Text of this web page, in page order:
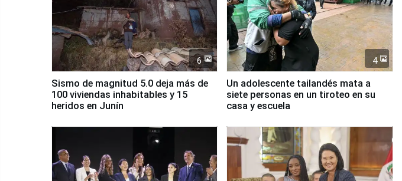
6
Sismo de magnitud 5.0 deja más de
100 viviendas inhabitables y 15
heridos en Junín
4
Un adolescente tailandés mata a
siete personas en un tiroteo en su
casa y escuela